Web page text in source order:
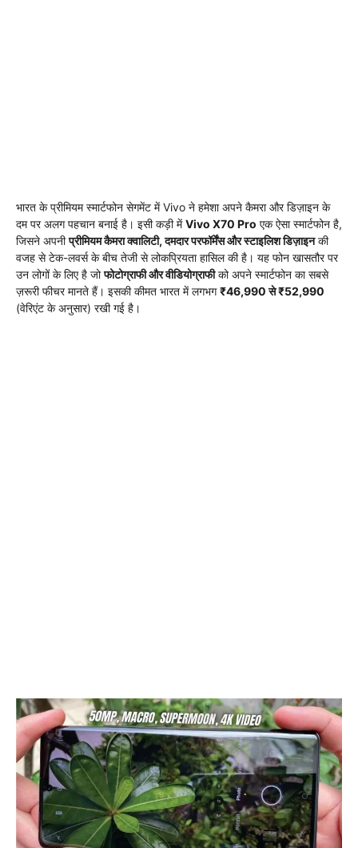
भारत के प्रीमियम स्मार्टफोन सेगमेंट में Vivo ने हमेशा अपने कैमरा और डिज़ाइन के
दम पर अलग पहचान बनाई है। इसी कड़ी मेंVivo X70 Pro एक ऐसा स्मार्टफोन है,
जिसने अपनीप्रीमियम कैमरा क्वालिटी, दमदार परफॉर्मेंस और स्टाइलिश डिज़ाइनकी
वजह से टेक-लवर्स के बीच तेजी से लोकप्रियता हासिल की है। यह फोन खासतौर पर
उन लोगों के लिए है जोफोटोग्राफी और वीडियोग्राफीको अपने स्मार्टफोन का सबसे
ज़रूरी फीचर मानते हैं। इसकी कीमत भारत में लगभग₹46,990 से ₹52,990
(वेरिएंट के अनुसार) रखी गई है।